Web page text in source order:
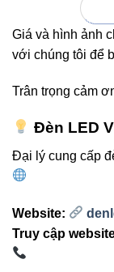
khách
Không chỉ là một
nghệ, thẩm mỹ và
người tiêu dùng:
phù hợp
Tiết kiệm
Giá và hình ảnh
với chúng tôi để
Trân trọng cảm
Đèn LED
Đại lý cung cấp
Website:
Truy cập